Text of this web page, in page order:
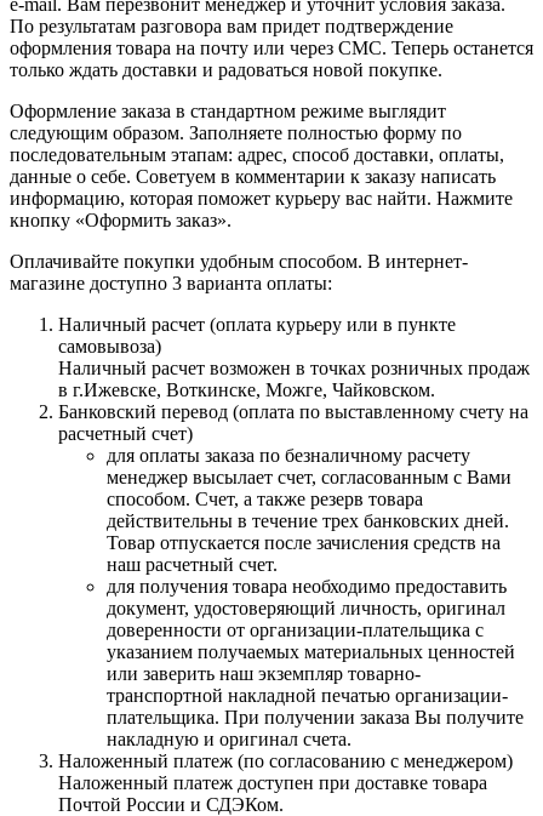
По результатам разговора вам придет подтверждение
оформления товара на почту или через СМС. Теперь останется
только ждать доставки и радоваться новой покупке.
Оформление заказа в стандартном режиме выглядит
следующим образом. Заполняете полностью форму по
последовательным этапам: адрес, способ доставки, оплаты,
данные о себе. Советуем в комментарии к заказу написать
информацию, которая поможет курьеру вас найти. Нажмите
кнопку «Оформить заказ».
Оплачивайте покупки удобным способом. В интернет-
магазине доступно 3 варианта оплаты:
Наличный расчет (оплата курьеру или в пункте
самовывоза)
Наличный расчет возможен в точках розничных продаж
в г.Ижевске, Воткинске, Можге, Чайковском.
Банковский перевод (оплата по выставленному счету на
расчетный счет)
для оплаты заказа по безналичному расчету
менеджер высылает счет, согласованным с Вами
способом. Счет, а также резерв товара
действительны в течение трех банковских дней.
Товар отпускается после зачисления средств на
наш расчетный счет.
для получения товара необходимо предоставить
документ, удостоверяющий личность, оригинал
доверенности от организации-плательщика с
указанием получаемых материальных ценностей
или заверить наш экземпляр товарно-
транспортной накладной печатью организации-
плательщика. При получении заказа Вы получите
накладную и оригинал счета.
Наложенный платеж (по согласованию с менеджером)
Наложенный платеж доступен при доставке товара
Почтой России и СДЭКом.